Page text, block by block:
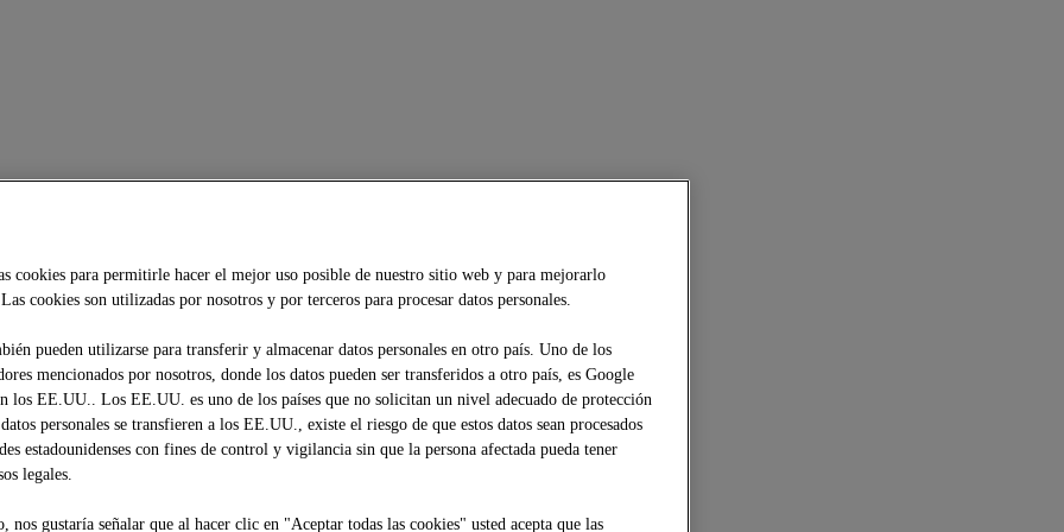
cookies para permitirle hacer el mejor uso posible de nuestro sitio web y para mejorarlo
cookies son utilizadas por nosotros y por terceros para procesar datos personales.
pueden utilizarse para transferir y almacenar datos personales en otro país. Uno de los
mencionados por nosotros, donde los datos pueden ser transferidos a otro país, es Google
los EE.UU.. Los EE.UU. es uno de los países que no solicitan un nivel adecuado de protección
personales se transfieren a los EE.UU., existe el riesgo de que estos datos sean procesados
estadounidenses con fines de control y vigilancia sin que la persona afectada pueda tener
legales.
nos gustaría señalar que al hacer clic en "Aceptar todas las cookies" usted acepta que las